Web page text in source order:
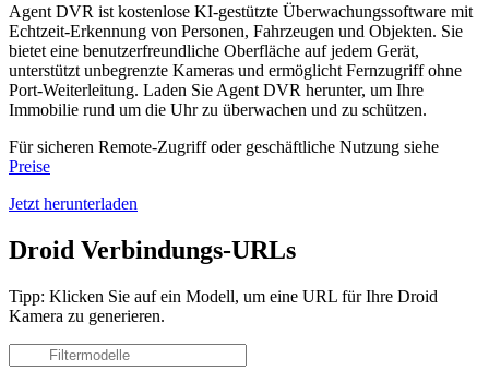
Agent DVR ist kostenlose KI-gestützte Überwachungssoftware mit
Echtzeit-Erkennung von Personen, Fahrzeugen und Objekten. Sie
bietet eine benutzerfreundliche Oberfläche auf jedem Gerät,
unterstützt unbegrenzte Kameras und ermöglicht Fernzugriff ohne
Port-Weiterleitung. Laden Sie Agent DVR herunter, um Ihre
Immobilie rund um die Uhr zu überwachen und zu schützen.
Für sicheren Remote-Zugriff oder geschäftliche Nutzung siehe
Preise
Jetzt herunterladen
Droid Verbindungs-URLs
Tipp: Klicken Sie auf ein Modell, um eine URL für Ihre Droid
Kamera zu generieren.